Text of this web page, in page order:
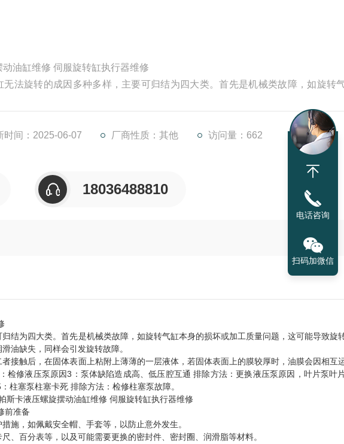
油缸维修 伺服旋转缸执行器维修
无法旋转的成因多种多样，主要可归结为四大类。首先是机械类故障，如旋转
固体臂之间有一定的粘附作用，二者接触后，在固体表面上粘附上薄薄的一层
时间：2025-06-07 厂商性质：其他 访问量：662
18036488810
结为四大类。首先是机械类故障，如旋转气缸本身的损坏或加工质量问题，这可能导致旋
油缺失，同样会引发旋转故障。
接触后，在固体表面上粘附上薄薄的一层液体，若固体表面上的膜较厚时，油膜会因相互
检修液压泵原因3：泵体缺陷造成高、低压腔互通 排除方法：更换液压泵原因，叶片泵叶
柱塞泵柱塞卡死 排除方法：检修柱塞泵故障。
前准备
施，如佩戴安全帽、手套等，以防止意外发生。
、百分表等，以及可能需要更换的密封件、密封圈、润滑脂等材料。
电话咨询
扫码加微信